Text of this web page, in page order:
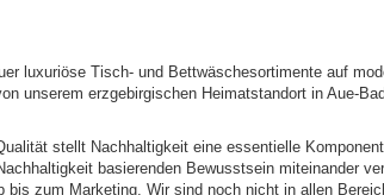
luxuriöse Tisch- und Bettwäschesortimente auf
unserem erzgebirgischen Heimatstandort in Aue-
stellt Nachhaltigkeit eine essentielle
basierenden Bewusstsein miteinander
zum Marketing. Wir sind noch nicht in allen